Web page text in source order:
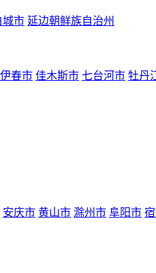
城市 延边朝鲜族自治州
伊春市 佳木斯市 七台河市 牡丹
安庆市 黄山市 滁州市 阜阳市